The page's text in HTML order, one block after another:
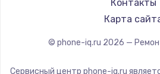
Ремонт Prestigio
Контакты
Карта
© phone-iq.ru 2026 —
Сервисный центр phone-iq.ru